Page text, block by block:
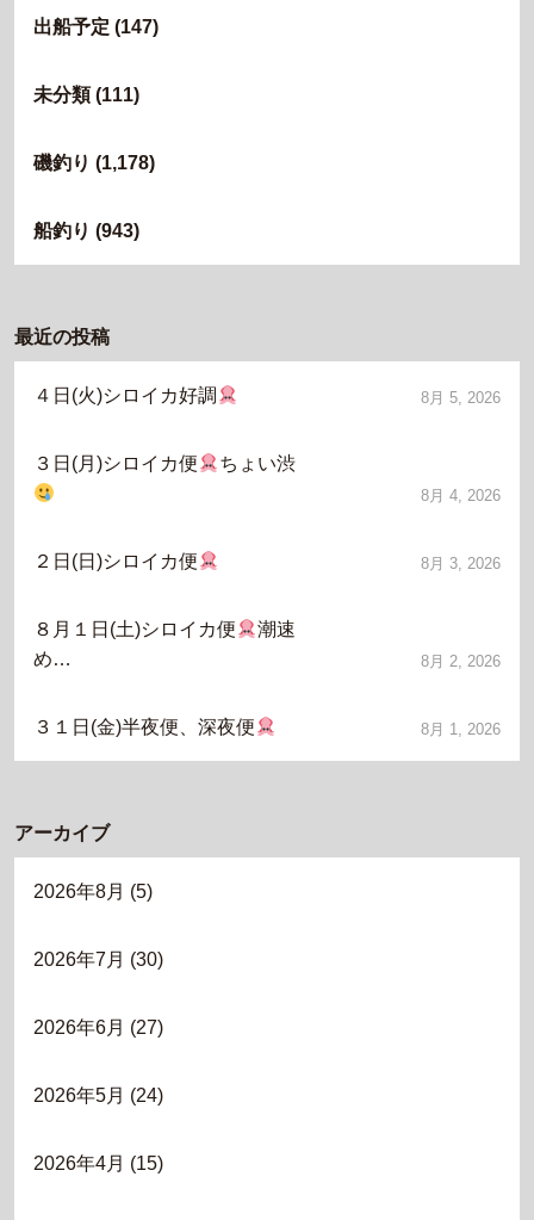
出船予定 (147)
未分類(111)
磯釣り (1,178)
船釣り (943)
最近の投稿
４日(火)シロイカ好調 8月 5, 2026
３日(月)シロイカ便 ちょい渋
8月 4, 2026
２日(日)シロイカ便 8月 3, 2026
８月１日(土)シロイカ便
潮速
め…
8月 2, 2026
３１日(金)半夜便、深夜便 8月 1, 2026
アーカイブ
2026年8月 (5)
2026年7月 (30)
2026年6月 (27)
2026年5月 (24)
2026年4月 (15)